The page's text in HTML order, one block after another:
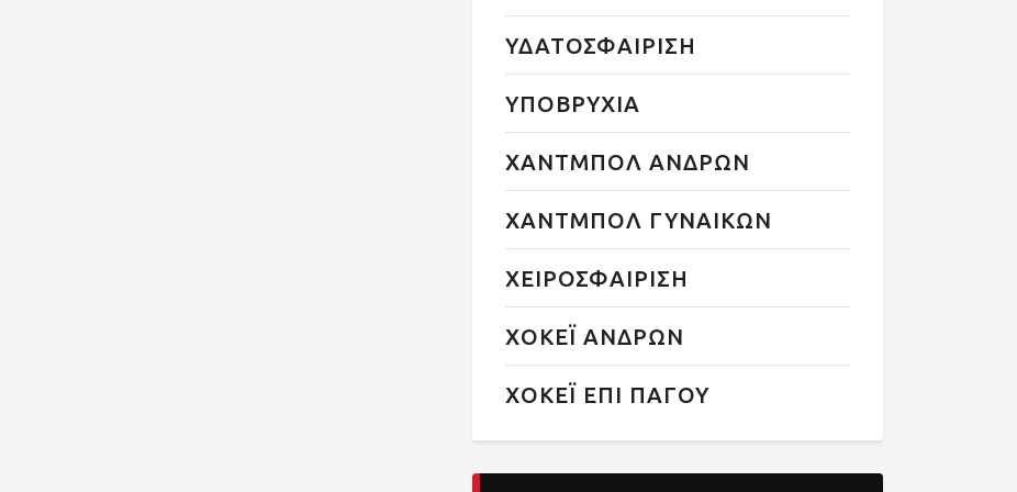
ΥΔΑΤΟΣΦΑΙΡΙΣΗ
ΥΠΟΒΡΥΧΙΑ
ΧΑΝΤΜΠΟΛ ΑΝΔΡΩΝ
ΧΑΝΤΜΠΟΛ ΓΥΝΑΙΚΩΝ
ΧΕΙΡΟΣΦΑΙΡΙΣΗ
ΧΟΚΕΪ ΑΝΔΡΩΝ
ΧΟΚΕΪ ΕΠΙ ΠΑΓΟΥ